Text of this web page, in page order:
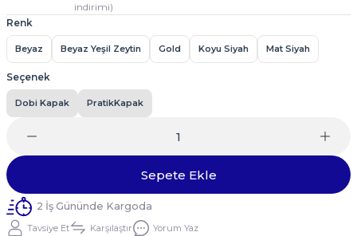
indirimi)
Renk
Beyaz Beyaz Yeşil Zeytin Gold Koyu Siyah Mat Siyah
Seçenek
Dobi Kapak PratikKapak
Sepete Ekle
2 İş Gününde Kargoda
Tavsiye Et Karşılaştır Yorum Yaz